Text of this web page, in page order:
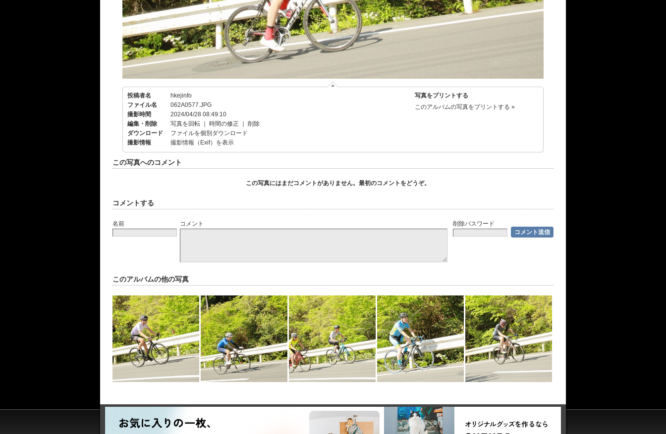
投稿者名
hkejinfo
ファイル名
062A0577.JPG
撮影時間
2024/04/28 08:49:10
編集・削除
写真を回転 時間の修正
削除
ダウンロード
ファイルを個別ダウンロード
撮影情報
撮影情報（Exif）を表示
写真をプリントする
このアルバムの写真をプリントする »
この写真へのコメント
この写真にはまだコメントがありません。最初のコメントをどうぞ。
コメントする
名前 コメント 削除パスワード
このアルバムの他の写真